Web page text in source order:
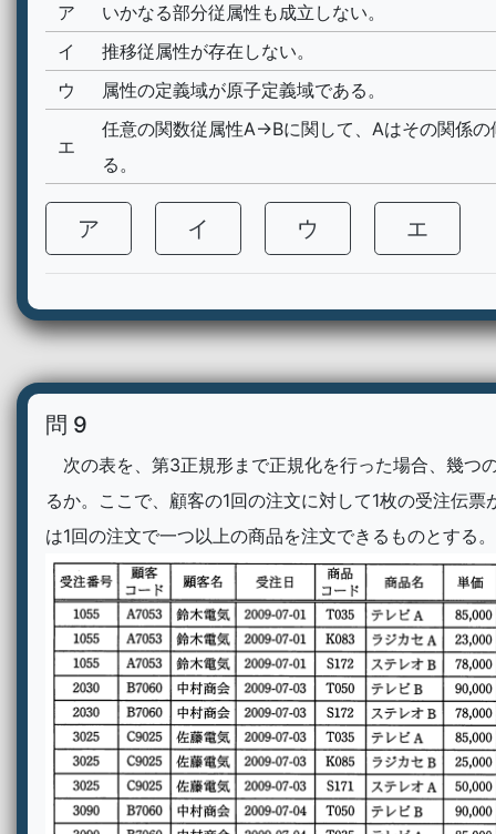
ア
いかなる部分従属性も成立しない。
イ
推移従属性が存在しない。
ウ
属性の定義域が原子定義域である。
エ
任意の関数従属性A→Bに関して、Aはその関係の
る。
ア イ ウ エ
問 9
次の表を、第3正規形まで正規化を行った場合、幾つ
るか。ここで、顧客の1回の注文に対して1枚の受注伝票
は1回の注文で一つ以上の商品を注文できるものとする。